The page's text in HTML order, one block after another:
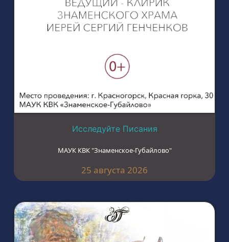
Исследуйте Писания
МАУК КВК "Знаменское-Губайлово"
25 августа 2026